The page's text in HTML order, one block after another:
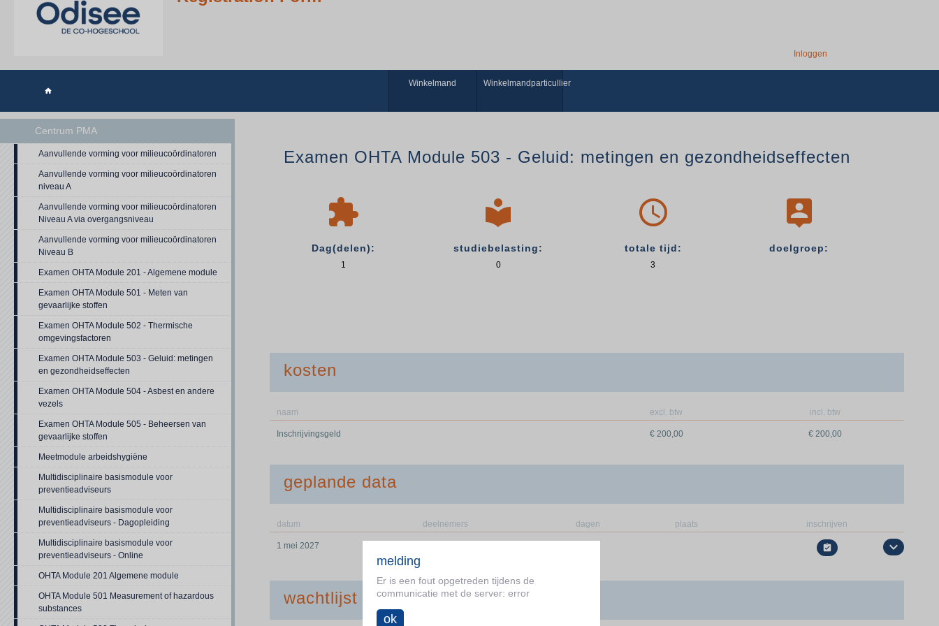
Inloggen

Winkelmand Winkelmandparticullier
Centrum PMA
Aanvullende vorming voor milieucoördinatoren
Aanvullende vorming voor milieucoördinatoren
niveau A
Aanvullende vorming voor milieucoördinatoren
Niveau A via overgangsniveau
Aanvullende vorming voor milieucoördinatoren
Niveau B
Examen OHTA Module 201 - Algemene module
Examen OHTA Module 501 - Meten van
gevaarlijke stoffen
Examen OHTA Module 502 - Thermische
omgevingsfactoren
Examen OHTA Module 503 - Geluid: metingen
en gezondheidseffecten
Examen OHTA Module 504 - Asbest en andere
vezels
Examen OHTA Module 505 - Beheersen van
gevaarlijke stoffen
Meetmodule arbeidshygiëne
Multidisciplinaire basismodule voor
preventieadviseurs
Multidisciplinaire basismodule voor
preventieadviseurs - Dagopleiding
Multidisciplinaire basismodule voor
preventieadviseurs - Online
OHTA Module 201 Algemene module
OHTA Module 501 Measurement of hazardous
substances
Examen OHTA Module 503 - Geluid: metingen en gezondheidseffecten

Dag(delen):
1

studiebelasting:
0

totale tijd:
3

doelgroep:
kosten
naam excl. btw incl. btw
Inschrijvingsgeld € 200,00 € 200,00
geplande data
datum deelnemers dagen plaats inschrijven
1 mei 2027 
wachtlijst
melding
Er is een fout opgetreden tijdens de
communicatie met de server: error
ok